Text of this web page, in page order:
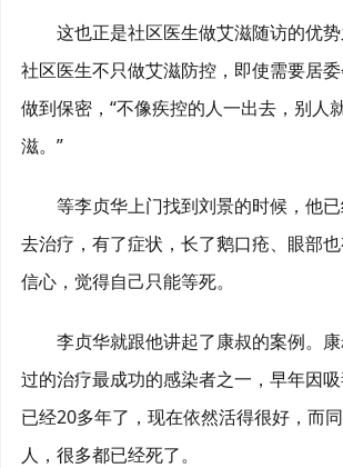
这也正是社区医生做艾滋随访的优势
社区医生不只做艾滋防控，即使需要居
做到保密，“不像疾控的人一出去，别人
滋。”
等李贞华上门找到刘景的时候，他已
去治疗，有了症状，长了鹅口疮、眼部
信心，觉得自己只能等死。
李贞华就跟他讲起了康叔的案例。康
过的治疗最成功的感染者之一，早年因吸
已经20多年了，现在依然活得很好，而
人，很多都已经死了。